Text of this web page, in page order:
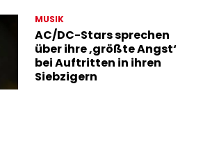
MUSIK
AC/DC-Stars sprechen
über ihre ‚größte Angst‘
bei Auftritten in ihren
Siebzigern